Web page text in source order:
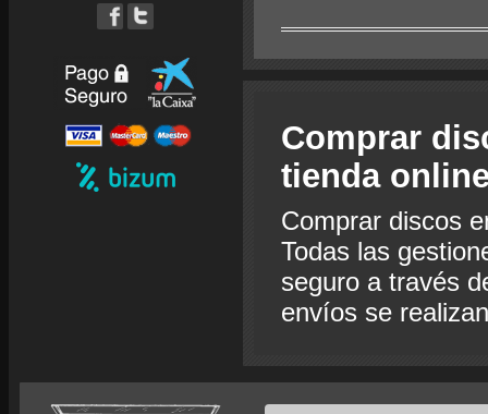
Comprar
tienda
Comprar discos
Todas las
seguro a través
envíos se